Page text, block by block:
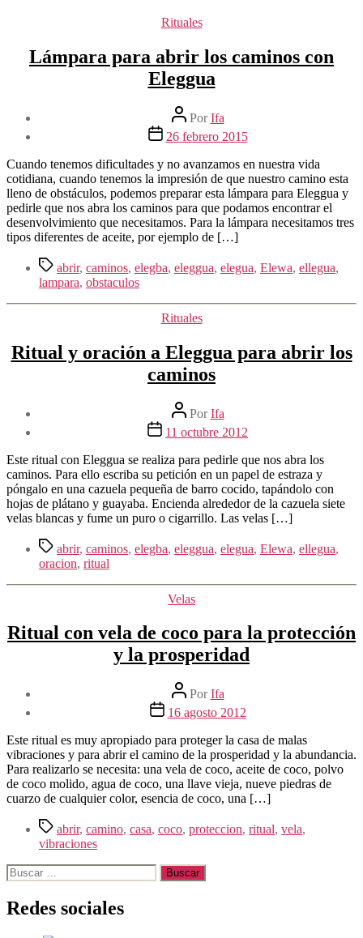
Categorías
Rituales
Lámpara para abrir los caminos con
Eleggua
Autor
de
la
PorIfa
Fecha
la
entrada
26 febrero 2015
Cuando tenemos dificultades y no avanzamos en nuestra vida
cotidiana, cuando tenemos la impresión de que nuestro camino esta
lleno de obstáculos, podemos preparar esta lámpara para Eleggua y
pedirle que nos abra los caminos para que podamos encontrar el
desenvolvimiento que necesitamos. Para la lámpara necesitamos tres
tipos diferentes de aceite, por ejemplo de […]
Etiquetas
abrir, caminos, elegba, eleggua, elegua, Elewa, ellegua,
lampara, obstaculos
Categorías
Rituales
Ritual y oración a Eleggua para abrir los
caminos
Autor
de
la
PorIfa
Fecha
la
entrada
11 octubre 2012
Este ritual con Eleggua se realiza para pedirle que nos abra los
caminos. Para ello escriba su petición en un papel de estraza y
póngalo en una cazuela pequeña de barro cocido, tapándolo con
hojas de plátano y guayaba. Encienda alrededor de la cazuela siete
velas blancas y fume un puro o cigarrillo. Las velas […]
Etiquetas
abrir, caminos, elegba, eleggua, elegua, Elewa, ellegua,
oracion, ritual
Categorías
Velas
Ritual con vela de coco para la protección
y la prosperidad
Autor
de
la
PorIfa
Fecha
la
entrada
16 agosto 2012
Este ritual es muy apropiado para proteger la casa de malas
vibraciones y para abrir el camino de la prosperidad y la abundancia.
Para realizarlo se necesita: una vela de coco, aceite de coco, polvo
de coco molido, agua de coco, una llave vieja, nueve piedras de
cuarzo de cualquier color, esencia de coco, una […]
Etiquetas
abrir, camino, casa, coco, proteccion, ritual, vela,
vibraciones
Buscar:
Redes sociales